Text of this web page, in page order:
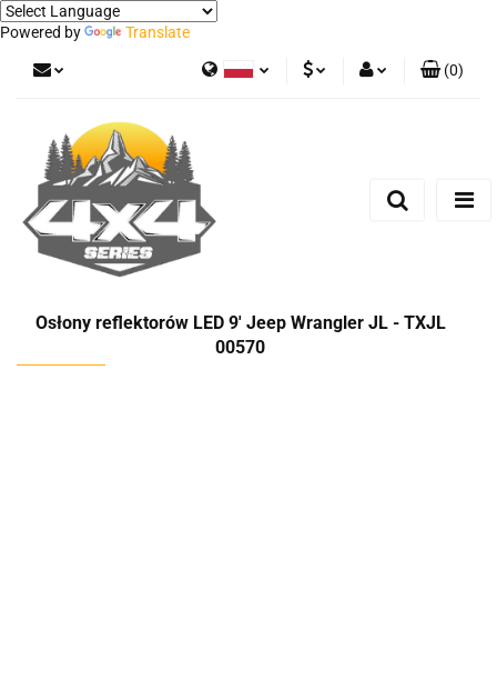
Powered by Translate
German
(0)
Osłony reflektorów LED 9' Jeep Wrangler JL - TXJL
00570